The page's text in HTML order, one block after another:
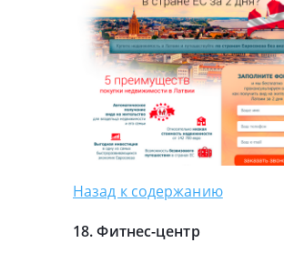
Назад к содержанию
18.Фитнес-центр